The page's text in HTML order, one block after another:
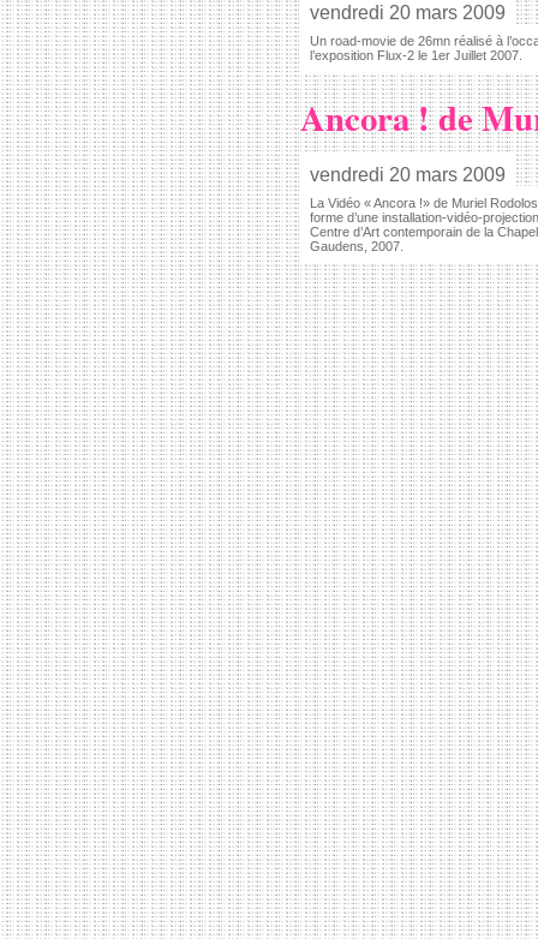
vendredi 20 mars 2009
Un road-movie de 26mn réalisé à
l’exposition Flux-2 le 1er Juillet 2007.
Ancora ! de
vendredi 20 mars 2009
La Vidéo « Ancora !» de Muriel
forme d’une installation-vidéo-
Centre d’Art contemporain de la
Gaudens, 2007.